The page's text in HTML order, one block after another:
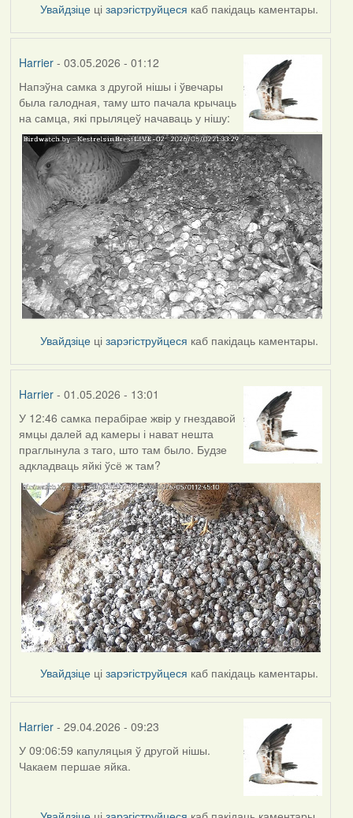
Увайдзіце цізарэгіструйцеся каб пакідаць каментары.
Harrier- 03.05.2026 - 01:12
Напэўна самка з другой нішы і ўвечары
была галодная, таму што пачала крычаць
на самца, які прыляцеў начаваць у нішу:
Увайдзіце цізарэгіструйцеся каб пакідаць каментары.
Harrier- 01.05.2026 - 13:01
У 12:46 самка перабірае жвір у гнездавой
ямцы далей ад камеры і нават нешта
праглынула з таго, што там было. Будзе
адкладваць яйкі ўсё ж там?
Увайдзіце цізарэгіструйцеся каб пакідаць каментары.
Harrier- 29.04.2026 - 09:23
У 09:06:59 капуляцыя ў другой нішы.
Чакаем першае яйка.